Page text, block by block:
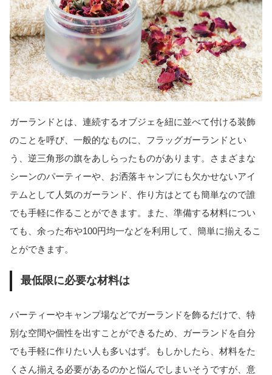
ガーランドとは、連続するオブジェを紐に並べて付ける装飾
のことを呼び、一般的なものに、フラッグガーランドとい
う、逆三角形の旗をあしらったものがあります。さまざまな
シーンのパーティーや、お洒落キャンプにも欠かせないアイ
テムとして人気のガーランド、作り方はとても簡単なので誰
でも手軽に作ることができます。また、準備する材料につい
ても、余った布や100円均一などを利用して、簡単に揃えるこ
とができます。
最低限に必要な材料は
パーティーやキャンプ場などでガーランドを飾るだけで、特
別な空間や個性を出すことができるため、ガーランドを自分
でも手軽に作りたい人も多いはず。もしかしたら、材料をた
くさん揃える必要があるのかと悩んでしまいそうですが、意